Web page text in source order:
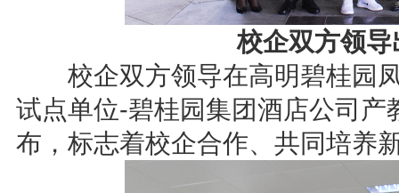
校企双方领
校企双方领导在高明碧桂园凤
试点单位-碧桂园集团酒店公司产
布，标志着校企合作、共同培养